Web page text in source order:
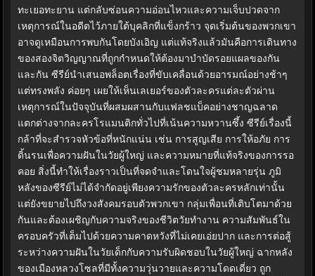
ทะเยอทะยาน แต่กลับซ่อนความอ่อนไหวและความเจ็บปวดจาก
เหตุการณ์ในอดีตไว้ภายใต้บุคลิกที่แข็งกร้าว จุดเริ่มต้นของพวกเขา
อาจดูเหมือนการพบกันโดยบังเอิญ แต่แท้จริงแล้วมันคือการเดินทาง
ของสองจิตวิญญาณที่ถูกกำหนดให้ต้องมาบำบัดรอยแผลของกัน
และกัน ซีรีย์นำเสนอพล็อตเรื่องที่ขับเคลื่อนด้วยอารมณ์อย่างช้าๆ
แต่ทรงพลัง ค่อยๆ เผยให้เห็นเลเยอร์ของตัวละครแต่ละตัวผ่าน
เหตุการณ์ในปัจจุบันที่ผสมผสานกับแฟลชแบ็คอย่างชาญฉลาด
แตกต่างจากละครโรแมนติกทั่วไปที่เน้นความหวานซึ้ง ซีรีย์เรื่องนี้
กล้าที่จะสำรวจหัวข้อที่หนักแน่น เช่น การสูญเสีย การให้อภัย การ
ดิ้นรนเพื่อความฝันในวัยผู้ใหญ่ และความหมายที่แท้จริงของการรอ
คอย สิ่งนี้ทำให้เรื่องราวเป็นที่จดจำและโดนใจผู้ชมหลายรุ่น ภูมิ
หลังของซีรีย์ไม่ได้จำกัดอยู่เพียงความรักของตัวละครหลักเท่านั้น
แต่ยังขยายไปถึงวงสังคมรอบตัวพวกเขา กลุ่มเพื่อนที่เติบโตมาด้วย
กันและต้องเผชิญกับความจริงของชีวิตวัยทำงาน ความสัมพันธ์ใน
ครอบครัวที่เต็มไปด้วยความคาดหวังที่ไม่เคยเอ่ยปาก และการต่อสู้
ระหว่างความฝันในวัยเด็กกับความรับผิดชอบในวัยผู้ใหญ่ ฉากหลัง
ของเมืองหลวงโซลที่มีทั้งความวุ่นวายและความโดดเดี่ยว ถูก